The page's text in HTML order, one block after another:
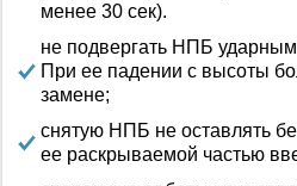
менее 30 сек).
не подвергать НПБ
При ее падении с высоты
замене;
снятую НПБ не оставлять
ее раскрываемой частью